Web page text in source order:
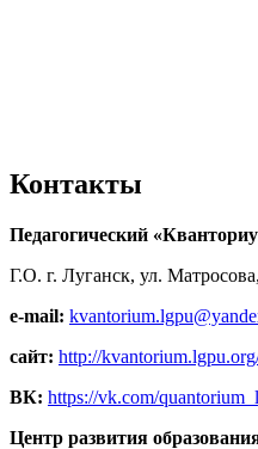
Контакты
Педагогический
Г.О. г. Луганск, ул.
e-mail:
сайт: http://
ВК: https://vk.com/
Центр развития